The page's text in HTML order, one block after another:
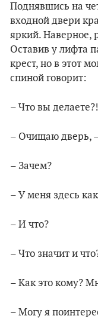
Поднявшись на
входной двери
яркий. Наверное,
Оставив у лифта
крест, но в этот
спиной говорит:
– Что вы делаете?!
– Очищаю дверь,
– Зачем?
– У меня здесь
– И что?
– Что значит и
– Как это кому?
– Могу я